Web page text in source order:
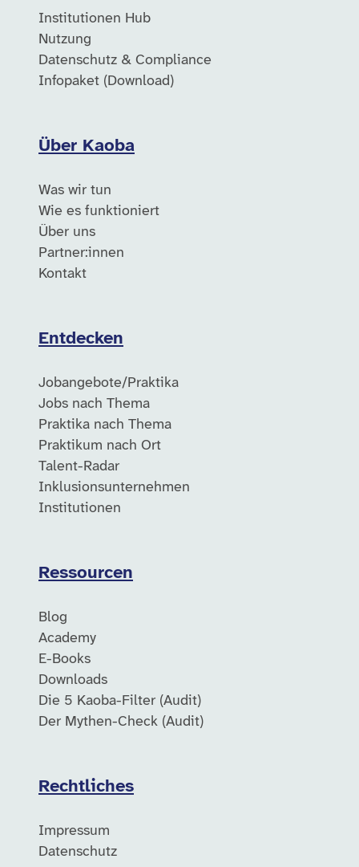
Institutionen Hub
Nutzung
Datenschutz & Compliance
Infopaket (Download)
Über Kaoba
Was wir tun
Wie es funktioniert
Über uns
Partner:innen
Kontakt
Entdecken
Jobangebote/Praktika
Jobs nach Thema
Praktika nach Thema
Praktikum nach Ort
Talent-Radar
Inklusionsunternehmen
Institutionen
Ressourcen
Blog
Academy
E-Books
Downloads
Die 5 Kaoba-Filter (Audit)
Der Mythen-Check (Audit)
Rechtliches
Impressum
Datenschutz